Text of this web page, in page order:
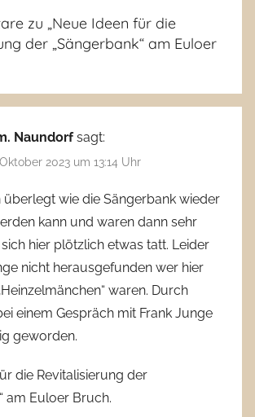
zu „Neue Ideen für die
der „Sängerbank“ am Euloer
Naundorf sagt:
2023 um 13:14 Uhr
überlegt wie die Sängerbank wieder
kann und waren dann sehr
hier plötzlich etwas tatt. Leider
nicht herausgefunden wer hier
waren. Durch
einem Gespräch mit Frank Junge
geworden.
die Revitalisierung der
am Euloer Bruch.